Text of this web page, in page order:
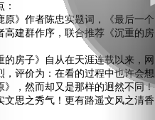
》作者陈忠实题词，《最后一个
高建群作序，联合推荐《沉重的房
房子》自从在天涯连载以来，网
，评价为：在看的过程中也许会想
》，然而却又是那样的迥然不同！
文思之秀气！更有路遥文风之清香